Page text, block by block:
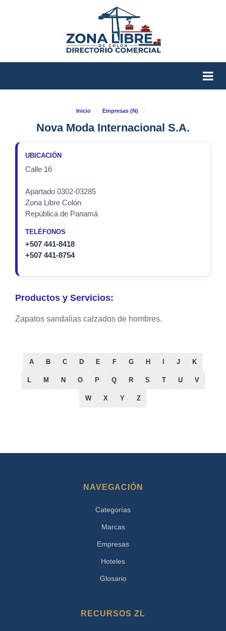
Inicio / Empresas (N) /
Nova Moda Internacional S.A.
UBICACIÓN
Calle 16
Apartado 0302-03285
Zona Libre Colón
República de Panamá
TELÉFONOS
+507 441-8418
+507 441-8754
Productos y Servicios:
Zapatos sandalias calzados de hombres.
A B C D E F G H J K
L M N O P Q R S T U V
W X Y Z
NAVEGACIÓN
Categorías
Marcas
Empresas
Hoteles
Glosario
RECURSOS ZL